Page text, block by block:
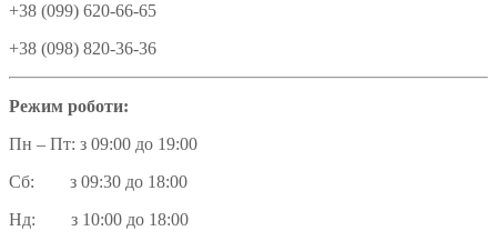
+38 (099) 620-66-65
+38 (098) 820-36-36
Режим роботи:
Пн – Пт: з 09:00 до 19:00
Сб: з 09:30 до 18:00
Нд: з 10:00 до 18:00